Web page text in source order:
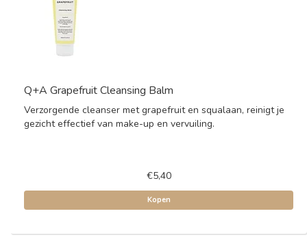
Q+A Grapefruit Cleansing Balm
Verzorgende cleanser met grapefruit en squalaan, reinigt je
gezicht effectief van make-up en vervuiling.
€5,40
Kopen